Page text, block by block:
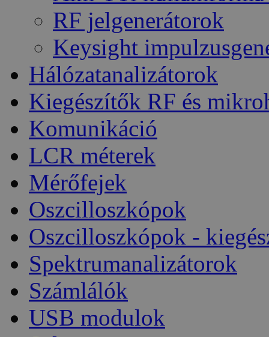
RF jelgenerátorok
Keysight
Hálózatanalizátorok
Kiegészítők RF és
Komunikáció
LCR méterek
Mérőfejek
Oszcilloszkópok
Oszcilloszkópok -
Spektrumanalizátorok
Számlálók
USB modulok